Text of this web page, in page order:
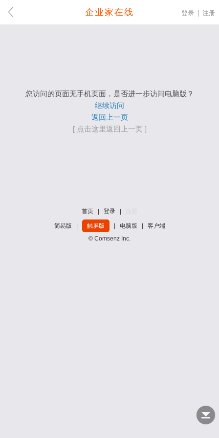
企业家在线 登录 注册
您访问的页面无手机页面，是否进一步访问电脑版？
继续访问
返回上一页
[ 点击这里返回上一页 ]
首页 登录
简易版 触屏版 电脑版
客户端
© Comsenz Inc.